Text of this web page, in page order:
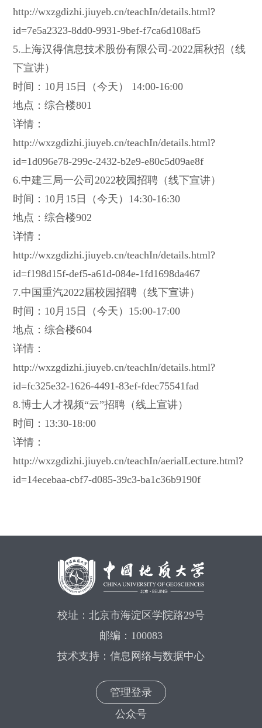
http://wxzgdizhi.jiuyeb.cn/teachIn/details.html?
id=7e5a2323-8dd0-9931-9bef-f7ca6d108af5
5.上海汉得信息技术股份有限公司-2022届秋招（线
下宣讲）
时间：10月15日（今天） 14:00-16:00
地点：综合楼801
详情：
http://wxzgdizhi.jiuyeb.cn/teachIn/details.html?
id=1d096e78-299c-2432-b2e9-e80c5d09ae8f
6.中建三局一公司2022校园招聘（线下宣讲）
时间：10月15日（今天）14:30-16:30
地点：综合楼902
详情：
http://wxzgdizhi.jiuyeb.cn/teachIn/details.html?
id=f198d15f-def5-a61d-084e-1fd1698da467
7.中国重汽2022届校园招聘（线下宣讲）
时间：10月15日（今天）15:00-17:00
地点：综合楼604
详情：
http://wxzgdizhi.jiuyeb.cn/teachIn/details.html?
id=fc325e32-1626-4491-83ef-fdec75541fad
8.博士人才视频“云”招聘（线上宣讲）
时间：13:30-18:00
详情：
http://wxzgdizhi.jiuyeb.cn/teachIn/aerialLecture.html?
id=14ecebaa-cbf7-d085-39c3-ba1c36b9190f
校址：北京市海淀区学院路29号
邮编：100083
技术支持：信息网络与数据中心
管理登录
公众号